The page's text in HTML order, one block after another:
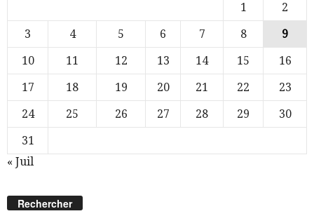
1
2
3
4 5 6 7 8
9
10
11 12 13 14 15
16
17
18 19 20 21 22
23
24
25 26 27 28 29
30
31
« Juil
Rechercher